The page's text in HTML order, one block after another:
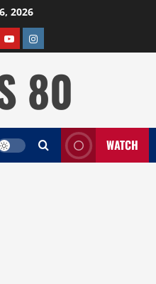
2026
YOUTUBE
instagram
80
WATCH